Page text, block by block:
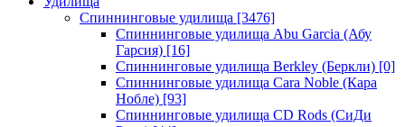
Спиннинговые удилища [3476]
Спиннинговые удилища Abu Garcia (Абу
Гарсия) [16]
Спиннинговые удилища Berkley (Беркли) [0]
Спиннинговые удилища Cara Noble (Кара
Нобле) [93]
Спиннинговые удилища CD Rods (СиДи